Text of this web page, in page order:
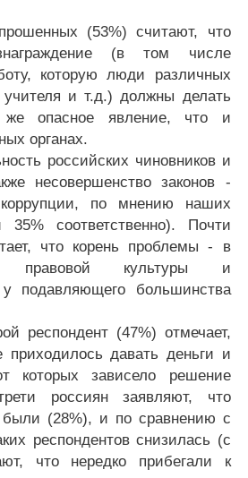
(53%) считают, что
(в том числе
которую люди различных
и т.д.) должны делать
же опасное явление, что и
органах.
российских чиновников и
несовершенство законов -
по мнению наших
соответственно). Почти
что корень проблемы - в
правовой культуры и
у подавляющего большинства
респондент (47%) отмечает,
приходилось давать деньги и
которых зависело решение
россиян заявляют, что
(28%), и по сравнению с
респондентов снизилась (с
что нередко прибегали к